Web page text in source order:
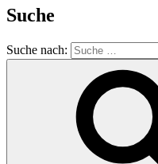
Suche
Suche nach: